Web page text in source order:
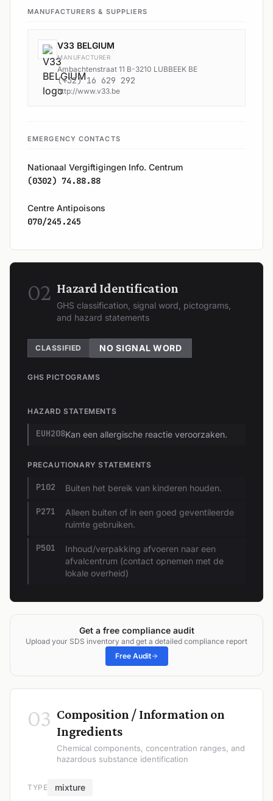
MANUFACTURERS & SUPPLIERS
V33 BELGIUM
MANUFACTURER
Ambachtenstraat 11 B-3210 LUBBEEK BE
(+32) 16 629 292
http://www.v33.be
EMERGENCY CONTACTS
Nationaal Vergiftigingen Info. Centrum
(0302) 74.88.88
Centre Antipoisons
070/245.245
02 Hazard Identification
GHS classification, signal word, pictograms,
and hazard statements
CLASSIFIED NO SIGNAL WORD
GHS PICTOGRAMS
HAZARD STATEMENTS
EUH208Kan een allergische reactie veroorzaken.
PRECAUTIONARY STATEMENTS
P102 Buiten het bereik van kinderen houden.
P271
Alleen buiten of in een goed geventileerde
ruimte gebruiken.
P501
Inhoud/verpakking afvoeren naar een
afvalcentrum (contact opnemen met de
lokale overheid)
Get a free compliance audit
Upload your SDS inventory and get a detailed compliance report
Free Audit
03 Composition / Information on
Ingredients
Chemical components, concentration ranges, and
hazardous substance identification
TYPE mixture